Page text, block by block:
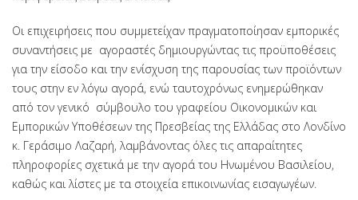
Οι επιχειρήσεις που συμμετείχαν πραγματοποίησαν εμπορικές
συναντήσεις με αγοραστές δημιουργώντας τις προϋποθέσεις
για την είσοδο και την ενίσχυση της παρουσίας των προϊόντων
τους στην εν λόγω αγορά, ενώ ταυτοχρόνως ενημερώθηκαν
από τον γενικό σύμβουλο του γραφείου Οικονομικών και
Εμπορικών Υποθέσεων της Πρεσβείας της Ελλάδας στο Λονδίνο
κ. Γεράσιμο Λαζαρή, λαμβάνοντας όλες τις απαραίτητες
πληροφορίες σχετικά με την αγορά του Ηνωμένου Βασιλείου,
καθώς και λίστες με τα στοιχεία επικοινωνίας εισαγωγέων.